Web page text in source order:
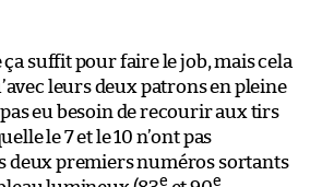
suffit pour faire le job, mais cela
leurs deux patrons en pleine
eu besoin de recourir aux tirs
le 7 et le 10 n’ont pas
deux premiers numéros sortants
e e